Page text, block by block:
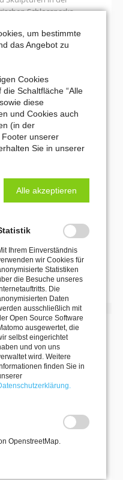
Schlossparks.
durch die
Teilnehmer eindrucksvolle
Geschichte und eine
7
7
Ende
ERWEITERN
nach
&
um bestimmte
das Angebot zu
Cookies
Schaltfläche “Alle
diese
und Cookies auch
(in der
unserer
Sie in unserer
Alle akzeptieren
Ihrem Einverständnis
wir Cookies für
Statistiken
die Besuche unseres
Die
Daten
ausschließlich mit
Open Source Software
ausgewertet, die
selbst eingerichtet
und von uns
wird. Weitere
finden Sie in
OpenstreetMap.